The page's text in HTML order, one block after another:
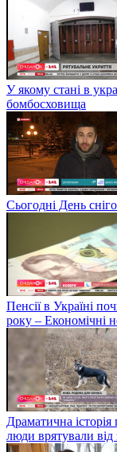
У якому стані в
бомбосховища
Сьогодні День
Пенсії в Україні
року – Економічні
Драматична
люди врятували від